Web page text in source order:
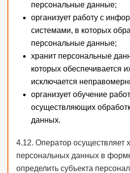
персональные данные;
организует работу с
системами, в которых
персональные данные;
хранит персональные
которых обеспечивается
исключается
организует обучение
осуществляющих
данных.
4.12. Оператор осуществляет
персональных данных в
определить субъекта